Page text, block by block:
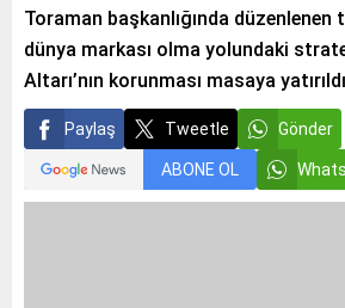
Toraman başkanlığında düzenlenen
dünya markası olma yolundaki
Altarı’nın korunması masaya
Paylaş Tweetle Gönder
ABONE OL